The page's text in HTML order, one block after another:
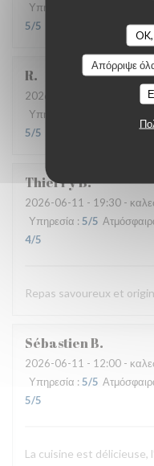
Απόρριψε
Υπηρεσία
5/5
R
2026-06-17
- 13:00 -
Υπηρεσία
5/5
ThierryB
2026-06-11 - 19:30 -
Υπηρεσία : 5/5
4/5
Repas savoureux et
SébastienB
2026-06-11 - 12:00 -
Υπηρεσία : 5/5
5/5
La cuisine est délicieuse,